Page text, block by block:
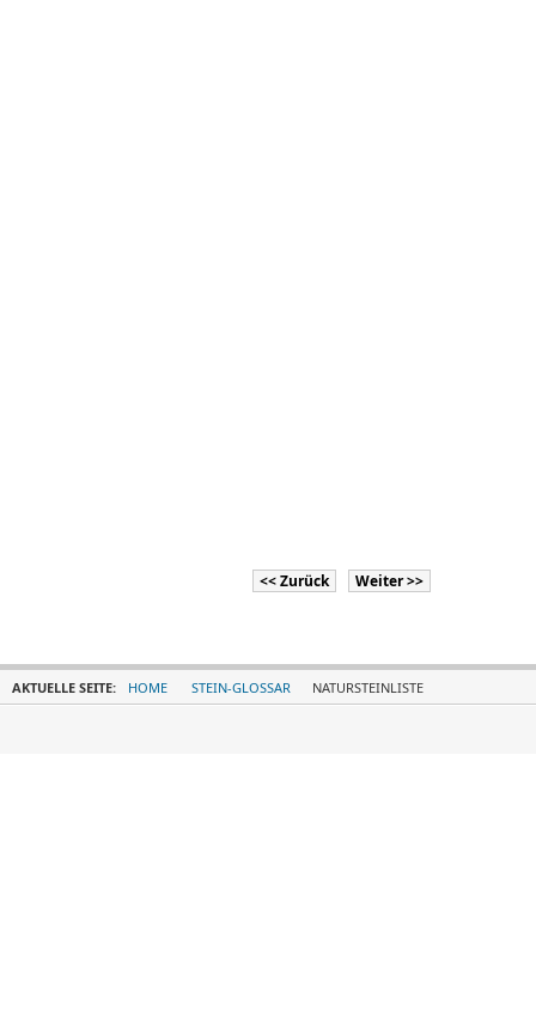
<< Zurück Weiter >>
AKTUELLE SEITE: HOME STEIN-GLOSSAR NATURSTEINLISTE